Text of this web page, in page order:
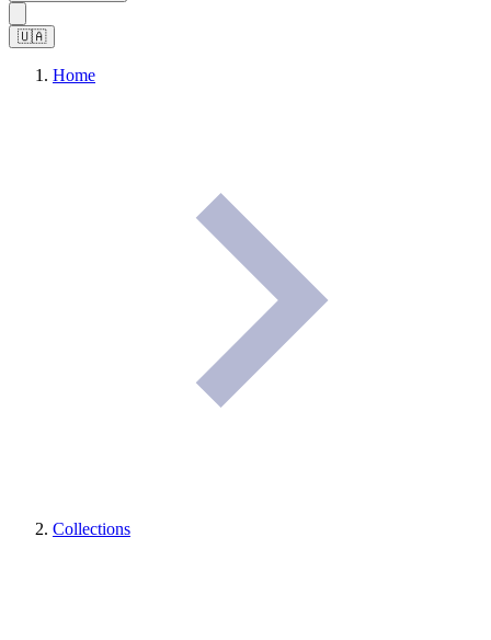
🇺🇦
Home
Collections